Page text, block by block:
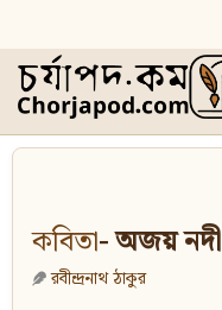
কবিতা- অজয় নদী
রবীন্দ্রনাথ ঠাকুর